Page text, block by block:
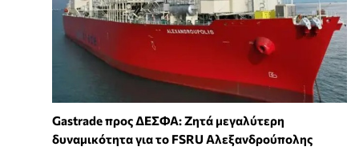
Gastrade προς ΔΕΣΦΑ: Ζητά μεγαλύτερη
δυναμικότητα για το FSRU Αλεξανδρούπολης